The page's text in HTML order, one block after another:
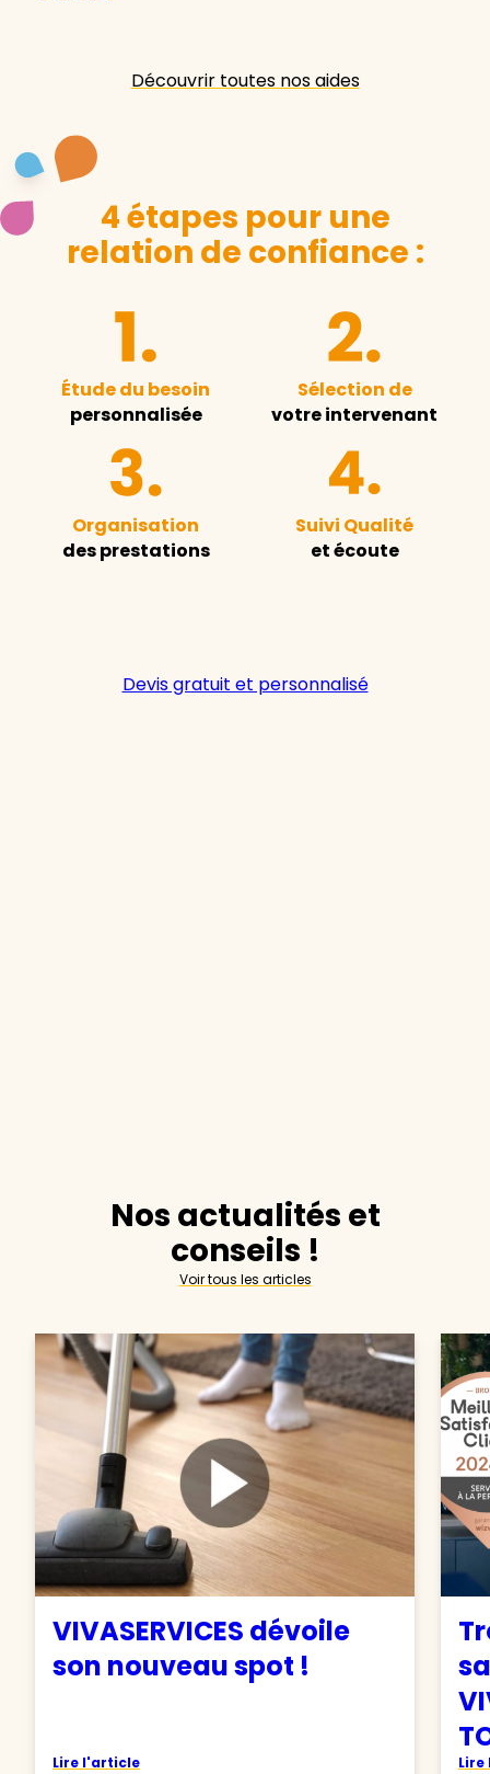
Découvrir toutes nos aides
4 étapes pour une
relation de confiance :
Étude du besoin
personnalisée
Sélection de
votre intervenant
Organisation
des prestations
Suivi Qualité
et écoute
Devis gratuit et personnalisé
Nos actualités et
conseils !
Voir tous les articles
VIVASERVICES dévoile
son nouveau spot !
Lire l'article